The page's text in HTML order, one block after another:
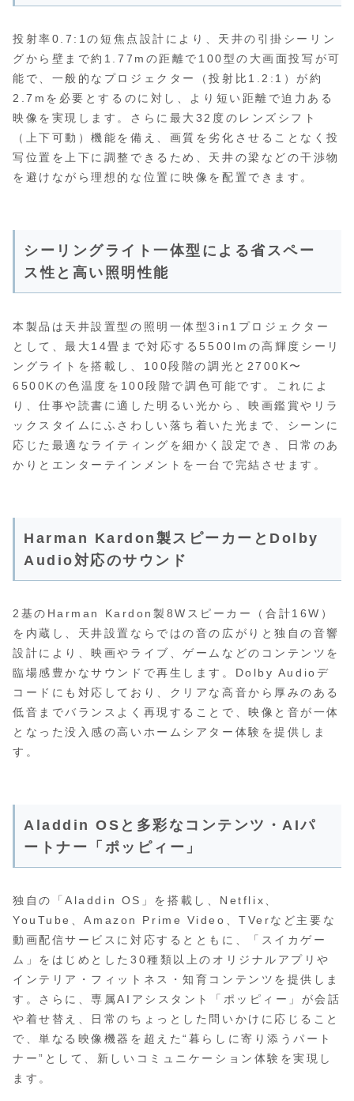
投射率0.7:1の短焦点設計により、天井の引掛シーリン
グから壁まで約1.77mの距離で100型の大画面投写が可
能で、一般的なプロジェクター（投射比1.2:1）が約
2.7mを必要とするのに対し、より短い距離で迫力ある
映像を実現します。さらに最大32度のレンズシフト
（上下可動）機能を備え、画質を劣化させることなく投
写位置を上下に調整できるため、天井の梁などの干渉物
を避けながら理想的な位置に映像を配置できます。
シーリングライト一体型による省スペー
ス性と高い照明性能
本製品は天井設置型の照明一体型3in1プロジェクター
として、最大14畳まで対応する5500lmの高輝度シーリ
ングライトを搭載し、100段階の調光と2700K〜
6500Kの色温度を100段階で調色可能です。これによ
り、仕事や読書に適した明るい光から、映画鑑賞やリラ
ックスタイムにふさわしい落ち着いた光まで、シーンに
応じた最適なライティングを細かく設定でき、日常のあ
かりとエンターテインメントを一台で完結させます。
Harman Kardon製スピーカーとDolby
Audio対応のサウンド
2基のHarman Kardon製8Wスピーカー（合計16W）
を内蔵し、天井設置ならではの音の広がりと独自の音響
設計により、映画やライブ、ゲームなどのコンテンツを
臨場感豊かなサウンドで再生します。Dolby Audioデ
コードにも対応しており、クリアな高音から厚みのある
低音までバランスよく再現することで、映像と音が一体
となった没入感の高いホームシアター体験を提供しま
す。
Aladdin OSと多彩なコンテンツ・AIパ
ートナー「ポッピィー」
独自の「Aladdin OS」を搭載し、Netflix、
YouTube、Amazon Prime Video、TVerなど主要な
動画配信サービスに対応するとともに、「スイカゲー
ム」をはじめとした30種類以上のオリジナルアプリや
インテリア・フィットネス・知育コンテンツを提供しま
す。さらに、専属AIアシスタント「ポッピィー」が会話
や着せ替え、日常のちょっとした問いかけに応じること
で、単なる映像機器を超えた“暮らしに寄り添うパート
ナー”として、新しいコミュニケーション体験を実現し
ます。